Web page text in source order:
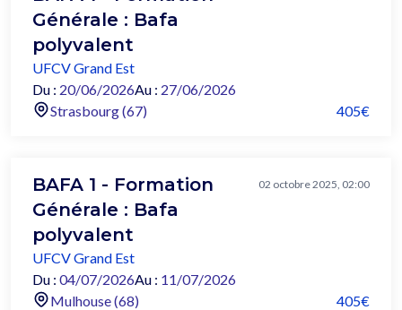
Générale : Bafa
polyvalent
UFCV Grand Est
Du : 20/06/2026Au : 27/06/2026
Strasbourg (67)
405€
BAFA 1 - Formation
Générale : Bafa
polyvalent
02 octobre 2025, 02:00
UFCV Grand Est
Du : 04/07/2026Au : 11/07/2026
Mulhouse (68)
405€